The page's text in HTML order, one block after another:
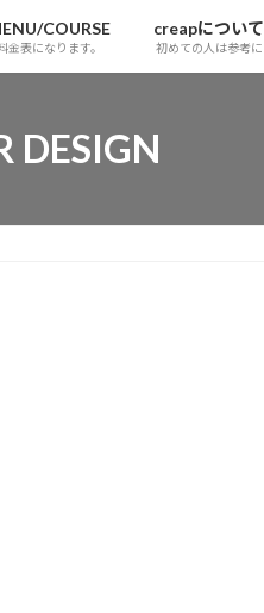
COURSE
金表になります。
creapについて
初めての人は参考に
DESIGN